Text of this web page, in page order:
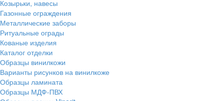
Козырьки, навесы
Газонные ограждения
Металлические заборы
Ритуальные ограды
Кованые изделия
Каталог отделки
Образцы винилкожи
Варианты рисунков на винилкоже
Образцы ламината
Образцы МДФ-ПВХ